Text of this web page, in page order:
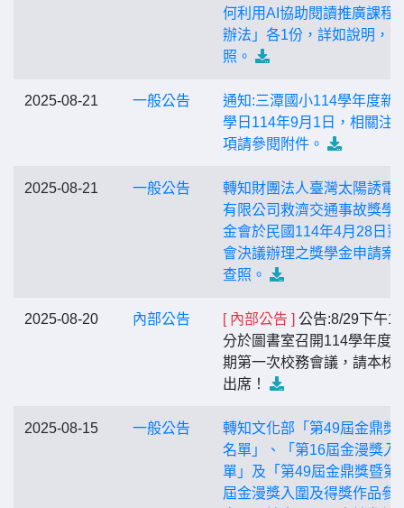
何利用AI協助閱讀推廣課程
辦法」各1份，詳如說明，
照。
2025-08-21 一般公告
通知:三潭國小114學年度新
學日114年9月1日，相關注
項請參閱附件。
2025-08-21 一般公告
轉知財團法人臺灣太陽誘電
有限公司救濟交通事故獎學
金會於民國114年4月28日董
會決議辦理之獎學金申請案
查照。
2025-08-20 內部公告 [ 內部公告 ] 公告:8/29下午1
分於圖書室召開114學年度
期第一次校務會議，請本校
出席！
2025-08-15 一般公告
轉知文化部「第49屆金鼎獎
名單」、「第16屆金漫獎入
單」及「第49屆金鼎獎暨第
屆金漫獎入圍及得獎作品參